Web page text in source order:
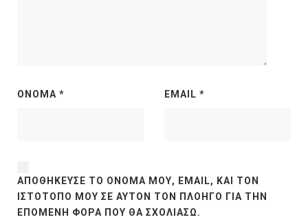
ΌΝΟΜΑ * EMAIL *
ΑΠΟΘΉΚΕΥΣΕ ΤΟ ΌΝΟΜΆ ΜΟΥ, EMAIL, ΚΑΙ ΤΟΝ
ΙΣΤΌΤΟΠΟ ΜΟΥ ΣΕ ΑΥΤΌΝ ΤΟΝ ΠΛΟΗΓΌ ΓΙΑ ΤΗΝ
ΕΠΌΜΕΝΗ ΦΟΡΆ ΠΟΥ ΘΑ ΣΧΟΛΙΆΣΩ.